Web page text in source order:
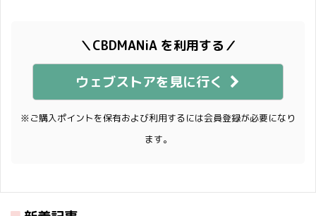
＼CBDMANiA を利用する／
ウェブストアを見に行く
※ご購入ポイントを保有および利用するには会員登録が必要になり
ます。